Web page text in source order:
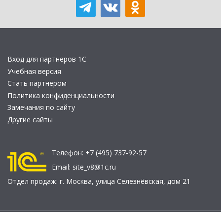
Вход для партнеров 1С
Учебная версия
Стать партнером
Политика конфиденциальности
Замечания по сайту
Другие сайты
Телефон: +7 (495) 737-92-57
Email: site_v8@1c.ru
Отдел продаж: г. Москва, улица Селезнёвская, дом 21